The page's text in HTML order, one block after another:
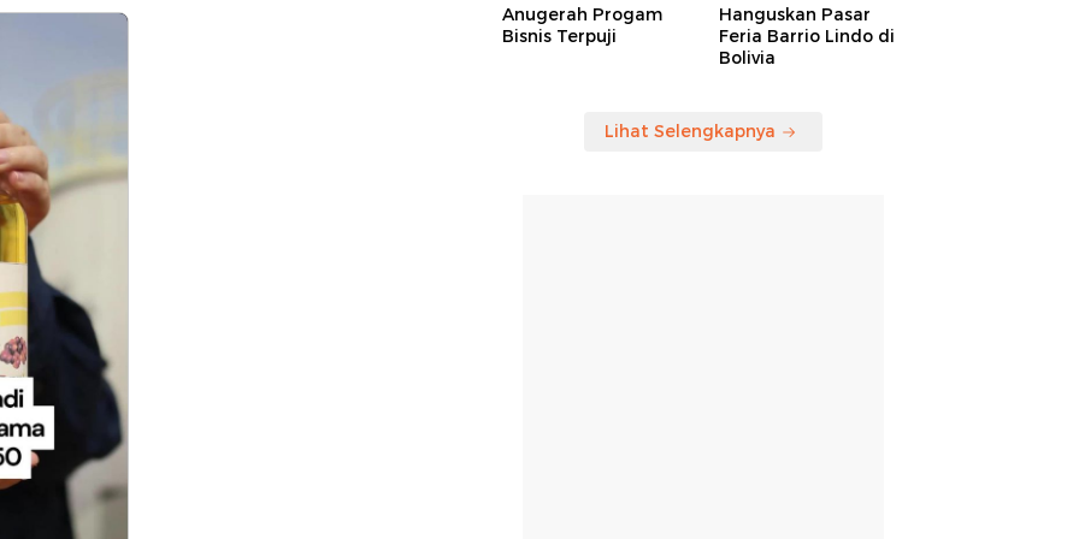
Anugerah Progam
Bisnis Terpuji
Hanguskan Pasar
Feria Barrio Lindo di
Bolivia
Lihat Selengkapnya